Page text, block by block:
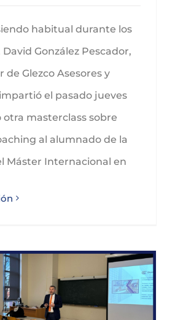
habitual durante los
González Pescador,
de Glezco Asesores y
el pasado jueves
otra masterclass sobre
al alumnado de la
Máster Internacional en